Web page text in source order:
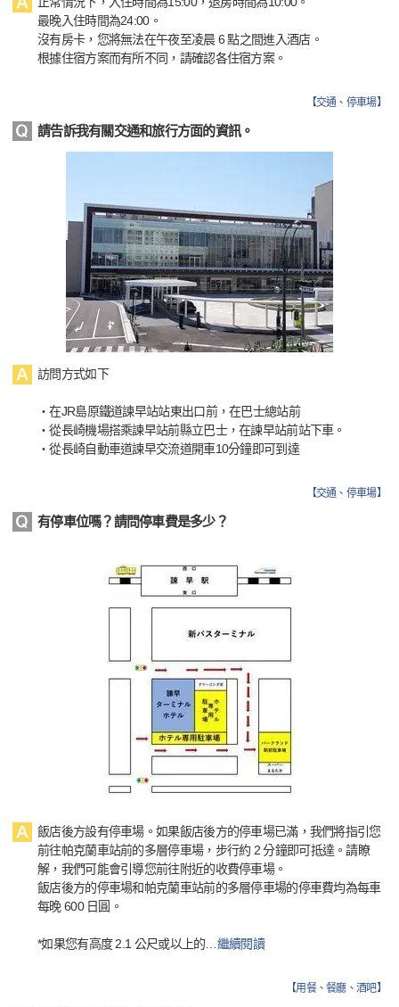
最晚入住時間為24:00。
沒有房卡，您將無法在午夜至凌晨 6 點之間進入酒店。
根據住宿方案而有所不同，請確認各住宿方案。
【交通、停車場】
請告訴我有關交通和旅行方面的資訊。
訪問方式如下
・在JR島原鐵道諫早站站東出口前，在巴士總站前
・從長崎機場搭乘諫早站前縣立巴士，在諫早站前站下車。
・從長崎自動車道諫早交流道開車10分鐘即可到達
【交通、停車場】
有停車位嗎？請問停車費是多少？
飯店後方設有停車場。如果飯店後方的停車場已滿，我們將指引您
前往帕克蘭車站前的多層停車場，步行約 2 分鐘即可抵達。請瞭
解，我們可能會引導您前往附近的收費停車場。
飯店後方的停車場和帕克蘭車站前的多層停車場的停車費均為每車
每晚 600 日圓。
*如果您有高度 2.1 公尺或以上的 繼續閱讀
【用餐、餐廳、酒吧】